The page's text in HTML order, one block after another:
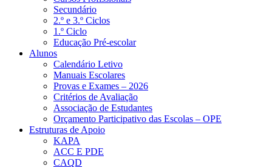
Secundário
2.º e 3.º Ciclos
1.º Ciclo
Educação Pré-escolar
Alunos
Calendário Letivo
Manuais Escolares
Provas e Exames – 2026
Critérios de Avaliação
Associação de Estudantes
Orçamento Participativo das Escolas – OPE
Estruturas de Apoio
KAPA
ACC E PDE
CAQD